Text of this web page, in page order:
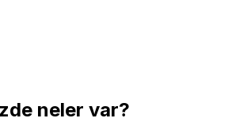
neler var?